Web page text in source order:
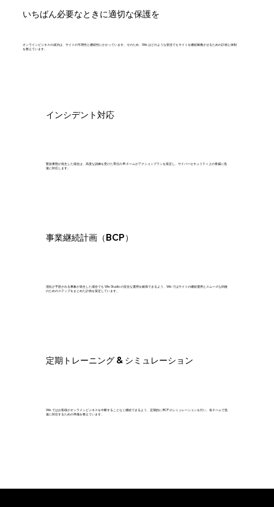
いちばん必要なときに適切な保護を
オンラインビジネスの成功は、サイトの可用性と継続性にかかっています。そのため、Wix はどのような状況でもサイトを継続稼働させるための計画と体制
を整えています。
インシデント対応
緊急事態が発生した場合は、高度な訓練を受けた専任の IR チームがアクションプランを策定し、サイバーセキュリティ上の脅威に迅
速に対応します。
事業継続計画（BCP）
混乱が予想される事象が発生した場合でも Wix Studio の安全な運用を確保できるよう、Wix ではサイトの継続運用とスムーズな回復
のためのステップをまとめた計画を策定しています。
定期トレーニング & シミュレーション
Wix ではお客様がオンラインビジネスを中断することなく継続できるよう、定期的に BCP のシミュレーションを行い、各チームで迅
速に対応するための準備を整えています。